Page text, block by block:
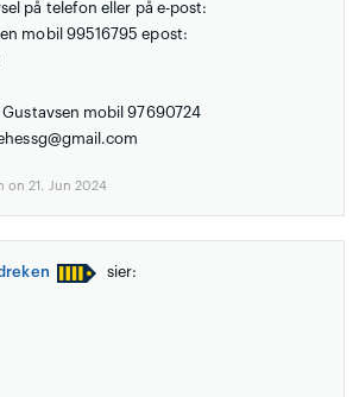
på telefon eller på e-post:
mobil 99516795 epost:
Gustavsen mobil 97690724
on 21. Jun 2024
sier: